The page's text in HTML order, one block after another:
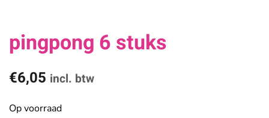
pingpong 6 stuks
€6,05 incl. btw
Op voorraad